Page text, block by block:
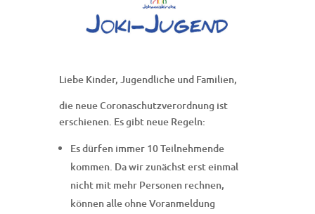
Liebe Kinder, Jugendliche und Familien,
die neue Coronaschutzverordnung ist
erschienen. Es gibt neue Regeln:
Es dürfen immer 10 Teilnehmende
kommen. Da wir zunächst erst einmal
nicht mit mehr Personen rechnen,
können alle ohne Voranmeldung